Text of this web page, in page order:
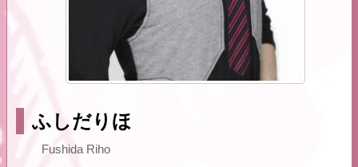
ふしだりほ
Fushida Riho